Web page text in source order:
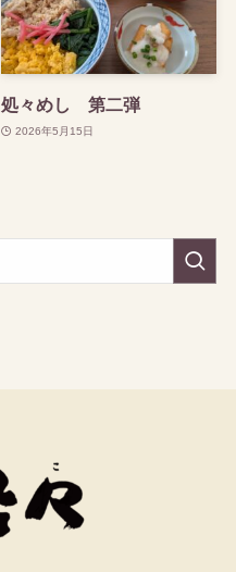
処々めし 第二弾
2026年5月15日